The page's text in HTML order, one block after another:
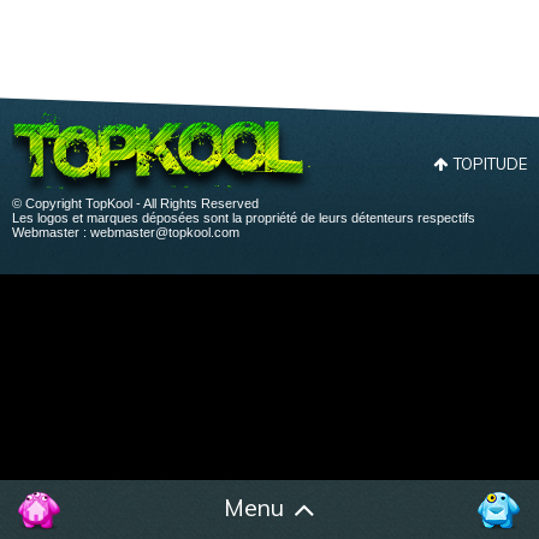
Menu
TOPITUDE
© Copyright TopKool - All Rights Reserved
Les logos et marques déposées sont la propriété de leurs détenteurs respectifs
Webmaster : webmaster@topkool.com